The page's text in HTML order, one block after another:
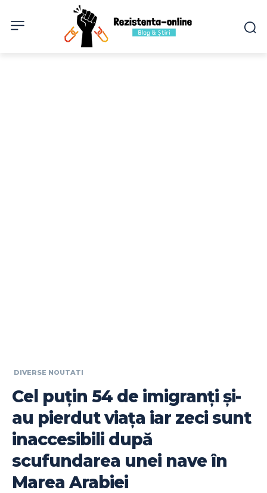
DIVERSE NOUTATI
Cel puțin 54 de imigranți și-
au pierdut viața iar zeci sunt
inaccesibili după
scufundarea unei nave în
Marea Arabiei